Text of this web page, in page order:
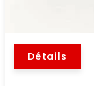
Détails